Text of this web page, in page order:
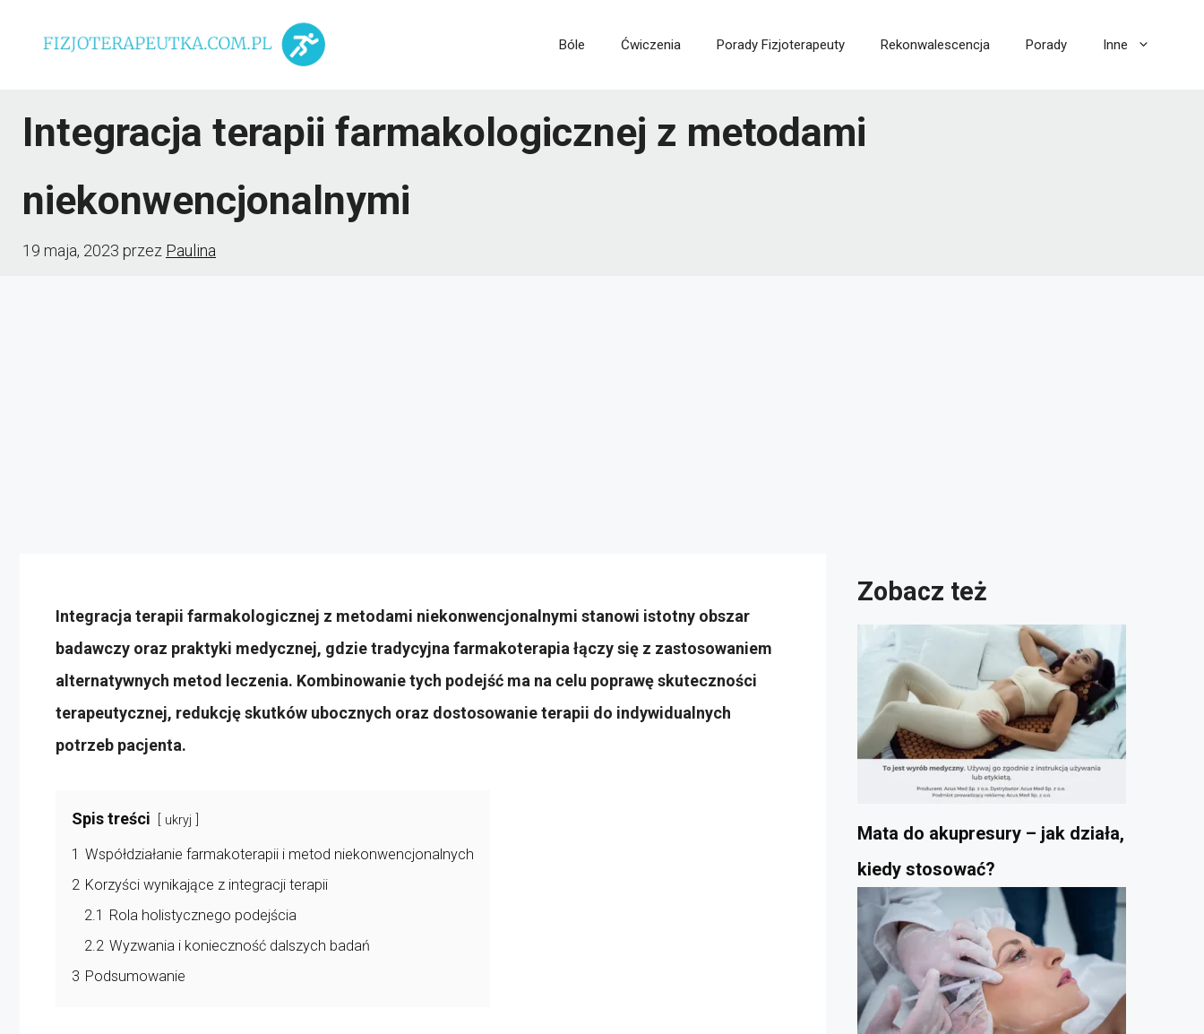
Bóle Ćwiczenia Porady Fizjoterapeuty Rekonwalescencja Porady Inne
Integracja terapii farmakologicznej z metodami
niekonwencjonalnymi
19 maja, 2023 przez Paulina
Integracja terapii farmakologicznej z metodami niekonwencjonalnymi stanowi istotny obszar
badawczy oraz praktyki medycznej, gdzie tradycyjna farmakoterapia łączy się z zastosowaniem
alternatywnych metod leczenia. Kombinowanie tych podejść ma na celu poprawę skuteczności
terapeutycznej, redukcję skutków ubocznych oraz dostosowanie terapii do indywidualnych
potrzeb pacjenta.
Spis treści ukryj
1 Współdziałanie farmakoterapii i metod niekonwencjonalnych
2 Korzyści wynikające z integracji terapii
2.1 Rola holistycznego podejścia
2.2 Wyzwania i konieczność dalszych badań
3 Podsumowanie
Zobacz też
Mata do akupresury – jak działa,
kiedy stosować?